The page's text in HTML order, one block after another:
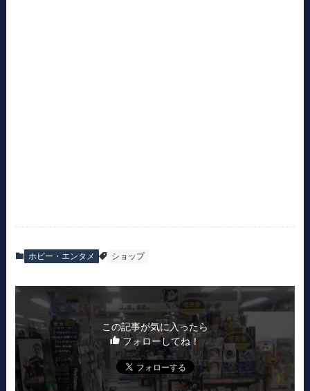
ホビー・エンタメ ショップ
この記事が気に入ったら
フォローしてね！